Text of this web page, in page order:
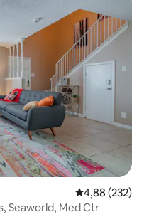
4,88 (232)
Seaworld, Med Ctr